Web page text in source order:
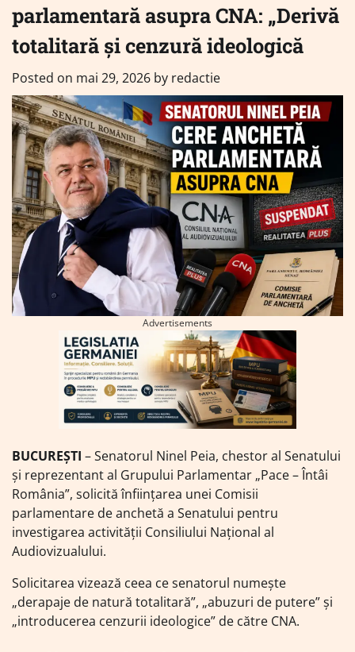
parlamentară asupra CNA: „Derivă
totalitară și cenzură ideologică
Posted on mai 29, 2026 by redactie
Advertisements
BUCUREȘTI – Senatorul Ninel Peia, chestor al Senatului
și reprezentant al Grupului Parlamentar „Pace – Întâi
România”, solicită înființarea unei Comisii
parlamentare de anchetă a Senatului pentru
investigarea activității Consiliului Național al
Audiovizualului.
Solicitarea vizează ceea ce senatorul numește
„derapaje de natură totalitară”, „abuzuri de putere” și
„introducerea cenzurii ideologice” de către CNA.